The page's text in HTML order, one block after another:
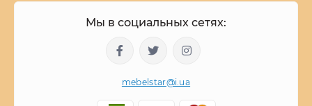
Мы в социальных сетях:
mebelstar@i.ua